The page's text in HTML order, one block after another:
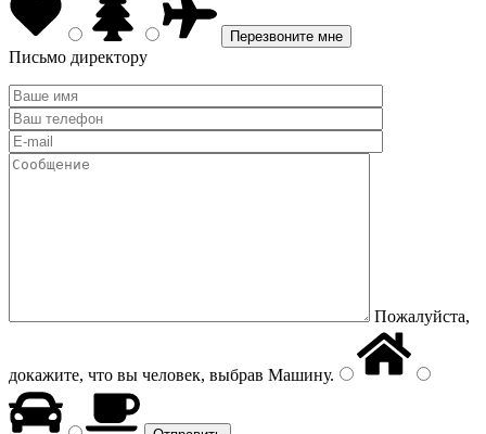
Письмо директору
Пожалуйста,
докажите, что вы человек, выбрав Машину.